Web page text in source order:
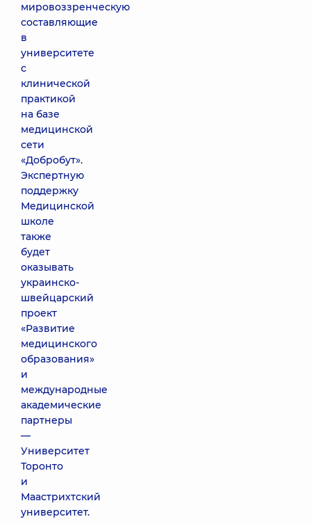
мировоззренческую
составляющие
в
университете
с
клинической
практикой
на базе
медицинской
сети
«Добробут».
Экспертную
поддержку
Медицинской
школе
также
будет
оказывать
украинско-
швейцарский
проект
«Развитие
медицинского
образования»
и
международные
академические
партнеры
—
Университет
Торонто
и
Маастрихтский
университет.